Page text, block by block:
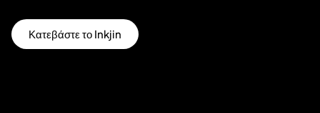
Κατεβάστε το Inkjin